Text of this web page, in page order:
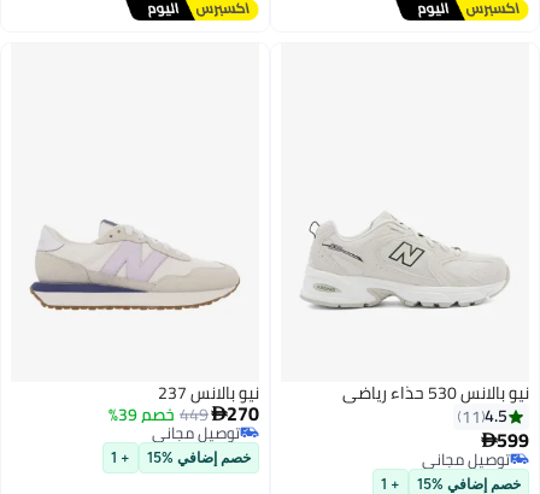
+ 1
نيو بالانس 237
270 خصم 39%
توصيل مجاني
توصيل مجاني
خصم إضافي %15 + 1